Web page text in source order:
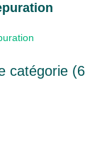
catégorie (6